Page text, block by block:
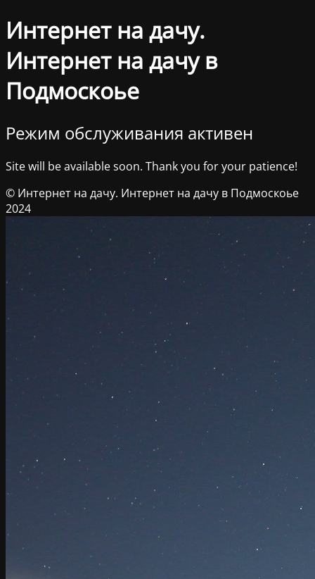
Интернет на дачу.
Интернет на дачу в
Подмоскоье
Режим обслуживания активен
Site will be available soon. Thank you for your patience!
© Интернет на дачу. Интернет на дачу в Подмоскоье
2024